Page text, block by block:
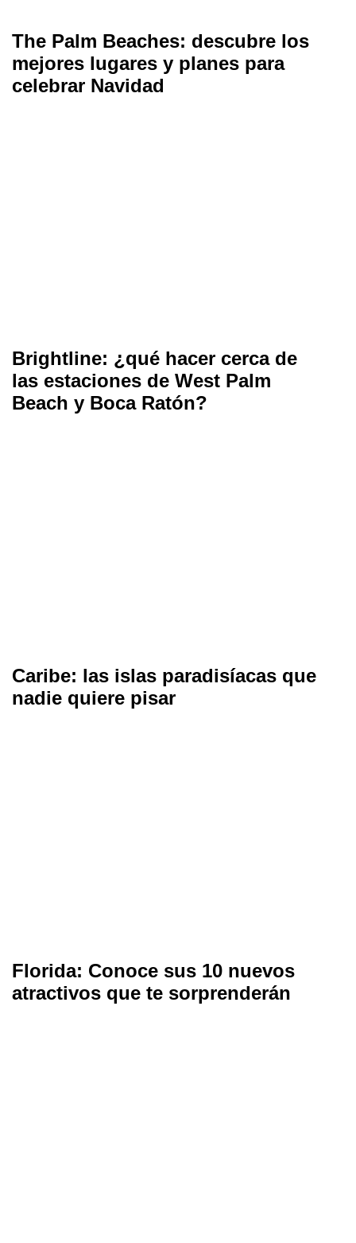
The Palm Beaches: descubre los
mejores lugares y planes para
celebrar Navidad
Brightline: ¿qué hacer cerca de
las estaciones de West Palm
Beach y Boca Ratón?
Caribe: las islas paradisíacas que
nadie quiere pisar
Florida: Conoce sus 10 nuevos
atractivos que te sorprenderán